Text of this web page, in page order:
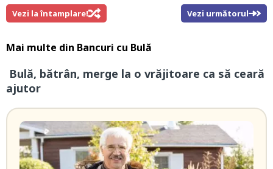
Vezi la întamplare! Vezi următorul
Mai multe din Bancuri cu Bulă
Bulă, bătrân, merge la o vrăjitoare ca să ceară
ajutor